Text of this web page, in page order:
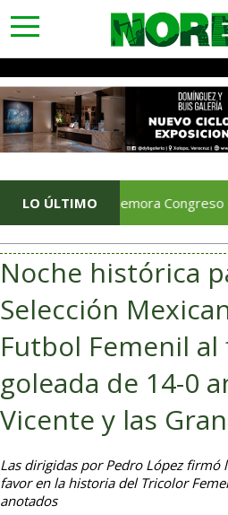
toggle
navigation
LO ÚLTIMO
Conmemora Congreso Día
Noche histórica
Selección
Futbol Femenil
goleada de 14-0
Vicente y las
Las dirigidas por Pedro López firmó
favor en la historia del Tricolor
anotados